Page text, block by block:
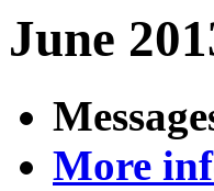
June
More